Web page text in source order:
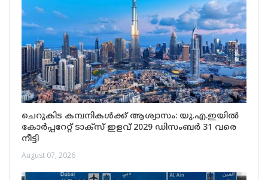
ചെറുകിട കമ്പനികൾക്ക് ആശ്വാസം: യു.എ.ഇയിൽ
കോർപ്പറേറ്റ് ടാക്സ് ഇളവ് 2029 ഡിസംബർ 31 വരെ
നീട്ടി
August 07, 2026